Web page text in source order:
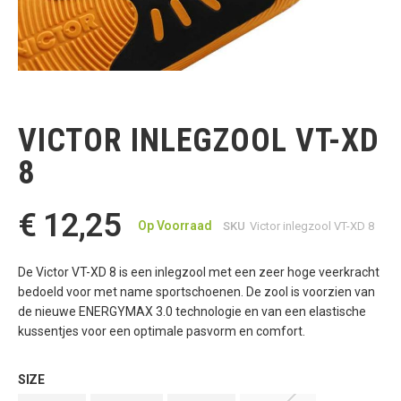
begin
van
de
afbeeldingen-
VICTOR INLEGZOOL VT-XD
8
€ 12,25
Op Voorraad SKU Victor inlegzool VT-XD 8
De Victor VT-XD 8 is een inlegzool met een zeer hoge veerkracht
bedoeld voor met name sportschoenen. De zool is voorzien van
de nieuwe ENERGYMAX 3.0 technologie en van een elastische
kussentjes voor een optimale pasvorm en comfort.
SIZE